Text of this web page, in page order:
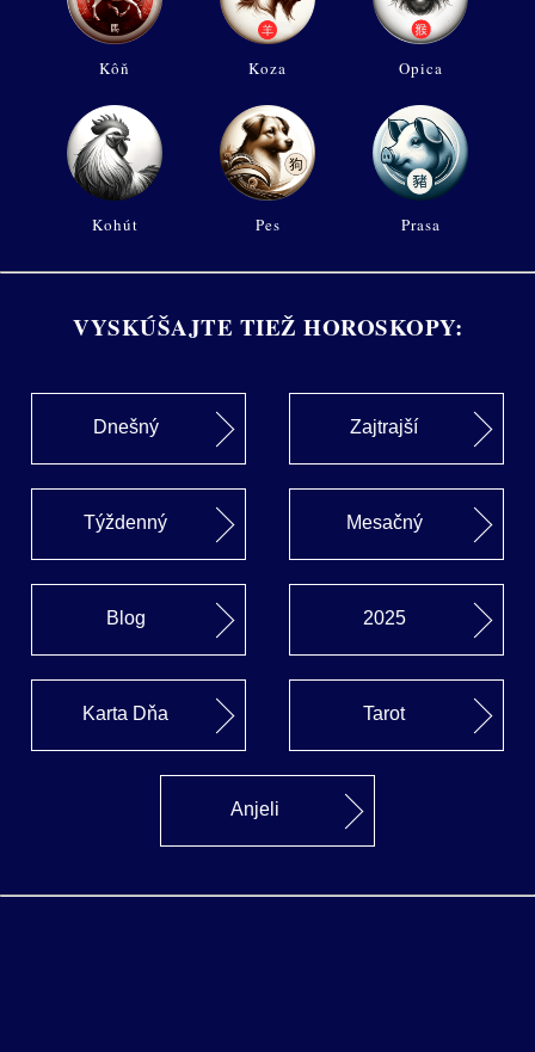
Kôň Koza Opica
Kohút Pes Prasa
VYSKÚŠAJTE TIEŽ HOROSKOPY:
Dnešný Zajtrajší
Týždenný Mesačný
Blog 2025
Karta Dňa Tarot
Anjeli